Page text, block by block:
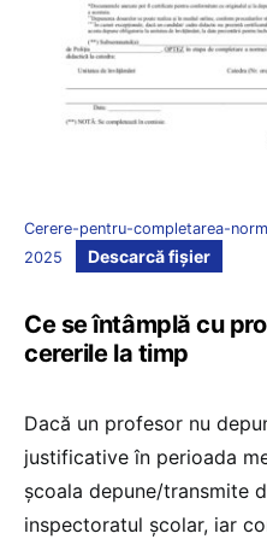
Cerere-pentru-completarea-
2025
Descarcă fișier
Ce se întâmplă cu
cererile la timp
Dacă un profesor nu
justificative în perioada
școala depune/transmite
inspectoratul școlar, iar